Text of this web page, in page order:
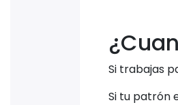
Si trabajas
Si tu patrón